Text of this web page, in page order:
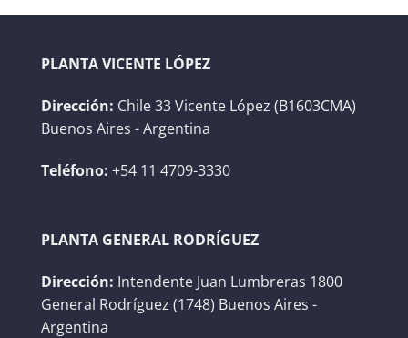
PLANTA VICENTE LÓPEZ
Dirección: Chile 33 Vicente López (B1603CMA)
Buenos Aires - Argentina
Teléfono: +54 11 4709-3330
PLANTA GENERAL RODRÍGUEZ
Dirección: Intendente Juan Lumbreras 1800
General Rodríguez (1748) Buenos Aires -
Argentina